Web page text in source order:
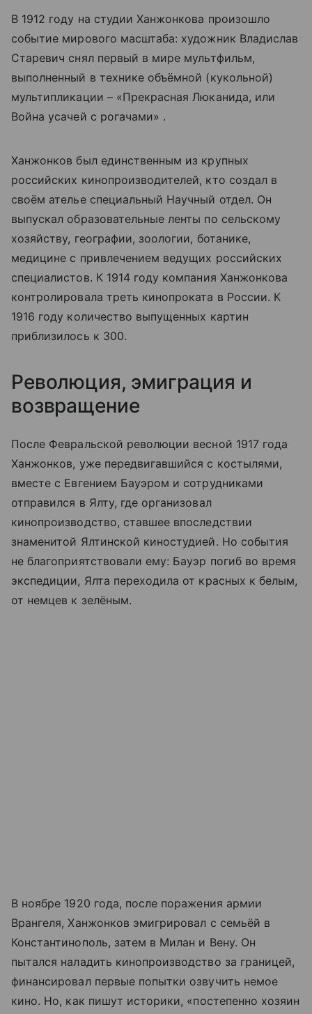
В 1912 году на студии Ханжонкова произошло
событие мирового масштаба: художник Владислав
Старевич снял первый в мире мультфильм,
выполненный в технике объёмной (кукольной)
мультипликации – «Прекрасная Люканида, или
Война усачей с рогачами» .
Ханжонков был единственным из крупных
российских кинопроизводителей, кто создал в
своём ателье специальный Научный отдел. Он
выпускал образовательные ленты по сельскому
хозяйству, географии, зоологии, ботанике,
медицине с привлечением ведущих российских
специалистов. К 1914 году компания Ханжонкова
контролировала треть кинопроката в России. К
1916 году количество выпущенных картин
приблизилось к 300.
Революция, эмиграция и
возвращение
После Февральской революции весной 1917 года
Ханжонков, уже передвигавшийся с костылями,
вместе с Евгением Бауэром и сотрудниками
отправился в Ялту, где организовал
кинопроизводство, ставшее впоследствии
знаменитой Ялтинской киностудией. Но события
не благоприятствовали ему: Бауэр погиб во время
экспедиции, Ялта переходила от красных к белым,
от немцев к зелёным.
В ноябре 1920 года, после поражения армии
Врангеля, Ханжонков эмигрировал с семьёй в
Константинополь, затем в Милан и Вену. Он
пытался наладить кинопроизводство за границей,
финансировал первые попытки озвучить немое
кино. Но, как пишут историки, «постепенно хозяин